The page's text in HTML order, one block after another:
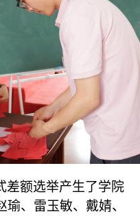
差额选举产生了学院
、雷玉敏、戴婧、